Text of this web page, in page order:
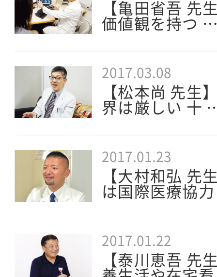
【亀田省吾 先
価値観を持つ
2017.03.08
【松本尚 先生
界は厳しい 十
2017.01.23
【大村和弘 先
は国際医療協
2017.01.22
【泰川恵吾 先